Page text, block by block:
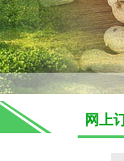
网上